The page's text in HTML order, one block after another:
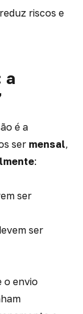
riscos e
a
é a
ser mensal,
:
ser
ser
o envio